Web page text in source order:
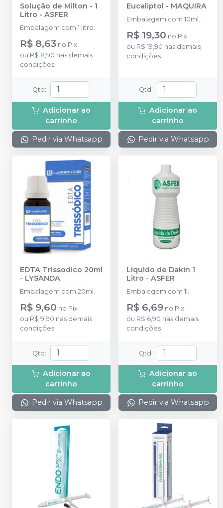
Solução de Milton - 1
Litro - ASFER
Embalagem com 1 litro.
R$ 8,63 no Pix
ou R$ 8,90 nas demais
condições
Qtd :
Adicionar ao
carrinho
Pedir via Whatsapp
Eucaliptol - MAQUIRA
Embalagem com 10ml.
R$ 19,30 no Pix
ou R$ 19,90 nas demais
condições
Qtd :
Adicionar ao
carrinho
Pedir via Whatsapp
EDTA Trissodico 20ml
- LYSANDA
Embalagem com 20ml.
R$ 9,60 no Pix
ou R$ 9,90 nas demais
condições
Qtd:
Adicionar ao
carrinho
Pedir via Whatsapp
Líquido de Dakin 1
Litro - ASFER
Embalagem com 1l.
R$ 6,69 no Pix
ou R$ 6,90 nas demais
condições
Qtd:
Adicionar ao
carrinho
Pedir via Whatsapp